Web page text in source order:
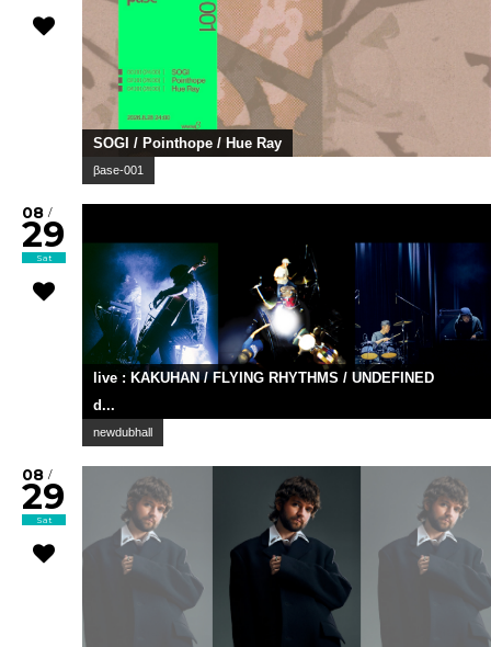
SOGI / Pointhope / Hue Ray
βase-001
08 /
29
Sat
live : KAKUHAN / FLYING RHYTHMS / UNDEFINED
d...
newdubhall
08 /
29
Sat